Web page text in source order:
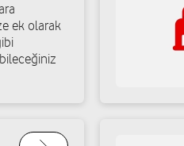
Yol tarifi al
Atatürk
ek olarak